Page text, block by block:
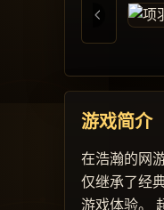
游戏简介
在浩瀚的网
仅继承了经
游戏体验。